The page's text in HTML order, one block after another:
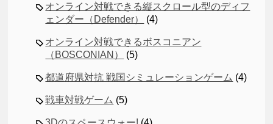
オンライン対戦できる縦スクロール型のディフ
ェンダー（Defender）
(4)
オンライン対戦できるボスコニアン
（BOSCONIAN）
(5)
都道府県対抗 戦国シミュレーションゲーム (4)
戦車対戦ゲーム (5)